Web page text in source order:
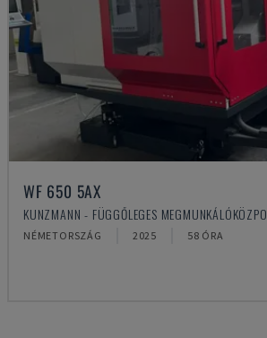
WF 650 5AX
KUNZMANN - FÜGGŐLEGES
NÉMETORSZÁG 2025 58 ÓRA